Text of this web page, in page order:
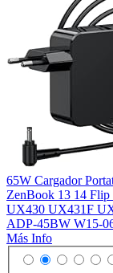
65W Cargador
ZenBook 13 14
UX430 UX431F
ADP-45BW W15-
Más Info